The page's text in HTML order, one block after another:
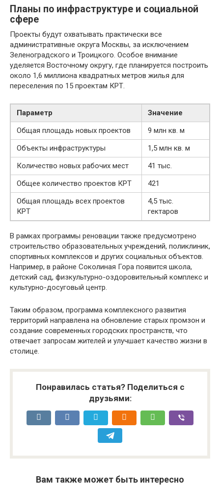
Планы по инфраструктуре и социальной
сфере
Проекты будут охватывать практически все
административные округа Москвы, за исключением
Зеленоградского и Троицкого. Особое внимание
уделяется Восточному округу, где планируется построить
около 1,6 миллиона квадратных метров жилья для
переселения по 15 проектам КРТ.
Параметр
Значение
Общая площадь новых проектов
9 млн кв. м
Объекты инфраструктуры
1,5 млн кв. м
Количество новых рабочих мест
41 тыс.
Общее количество проектов КРТ
421
Общая площадь всех проектов
КРТ
4,5 тыс.
гектаров
В рамках программы реновации также предусмотрено
строительство образовательных учреждений, поликлиник,
спортивных комплексов и других социальных объектов.
Например, в районе Соколиная Гора появится школа,
детский сад, физкультурно-оздоровительный комплекс и
культурно-досуговый центр.
Таким образом, программа комплексного развития
территорий направлена на обновление старых промзон и
создание современных городских пространств, что
отвечает запросам жителей и улучшает качество жизни в
столице.
Понравилась статья? Поделиться с
друзьями:
Вам также может быть интересно